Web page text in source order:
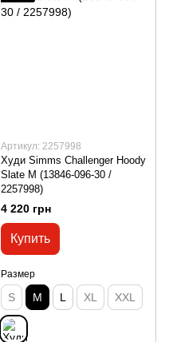
Артикул: 2257998
Худи Simms Challenger Hoody
Slate M (13846-096-30 /
2257998)
4 220 грн
Купить
Размер
S M L XL XXL